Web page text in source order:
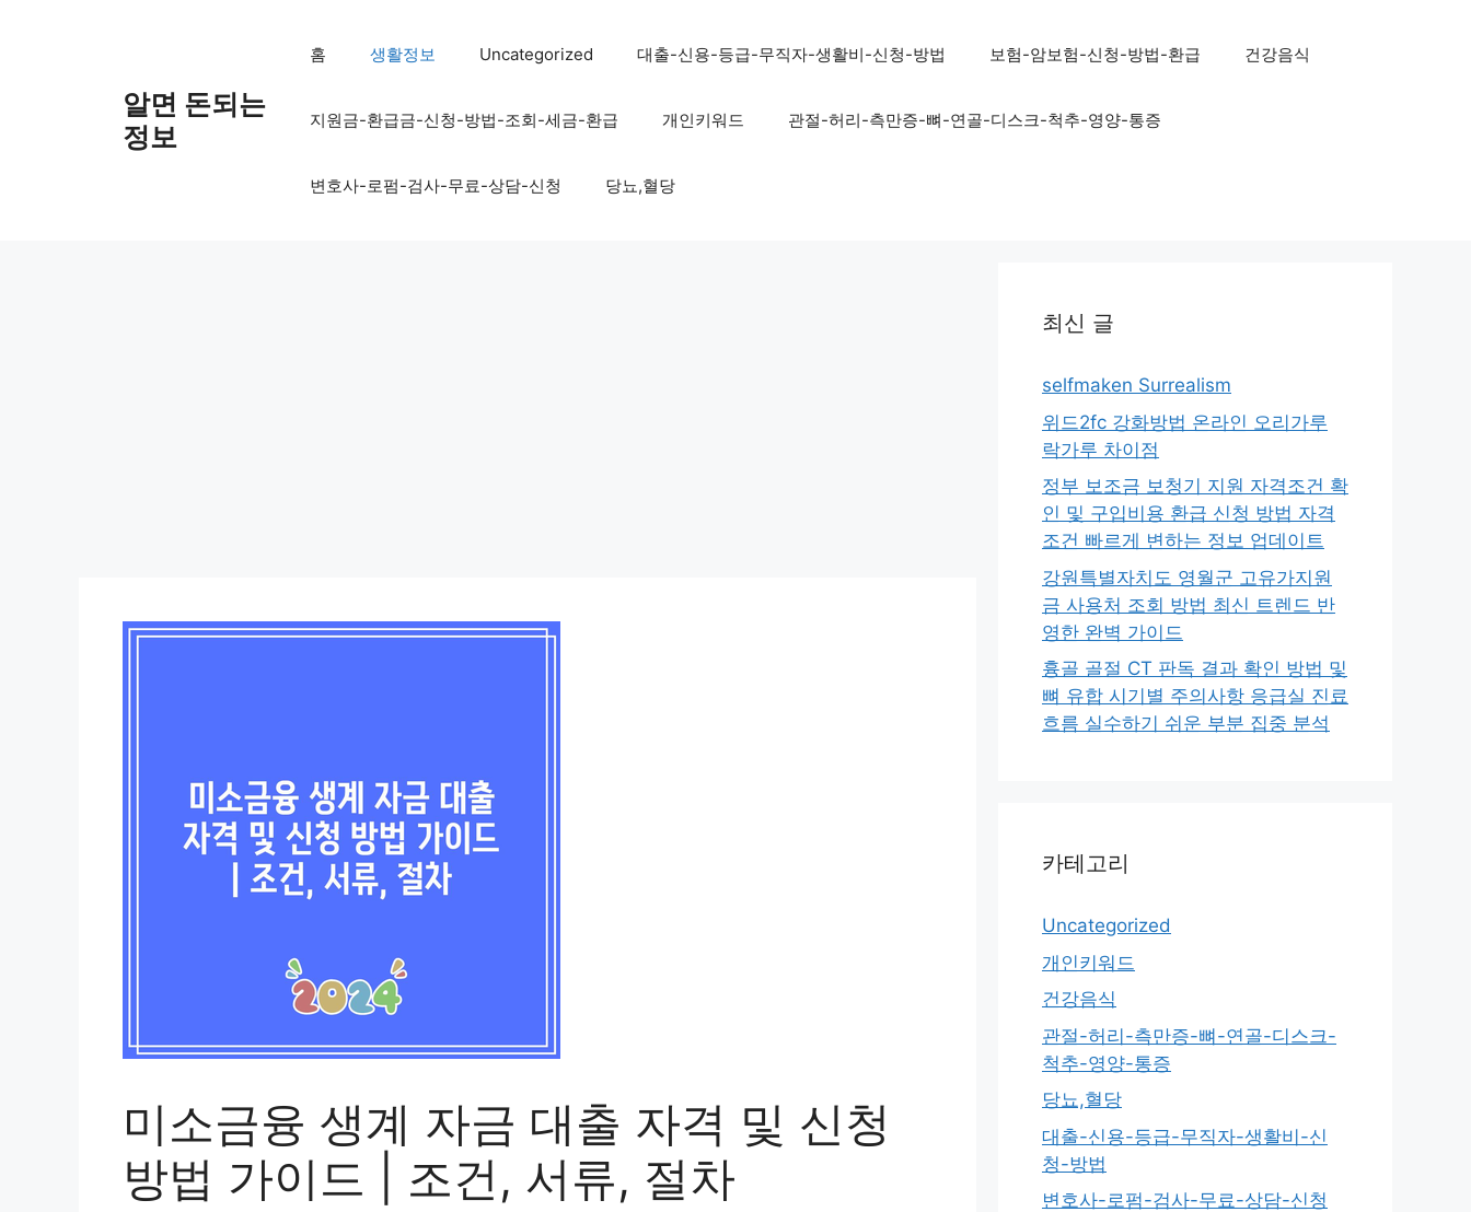
알면 돈되는
정보
홈 생활정보 Uncategorized 대출-신용-등급-무직자-생활비-신청-방법 보험-암보험-신청-방법-환급 건강음식
지원금-환급금-신청-방법-조회-세금-환급 개인키워드 관절-허리-측만증-뼈-연골-디스크-척추-영양-통증
변호사-로펌-검사-무료-상담-신청 당뇨,혈당
미소금융 생계 자금 대출 자격 및 신청
방법 가이드 | 조건, 서류, 절차
최신 글
selfmaken Surrealism
위드2fc 강화방법 온라인 오리가루
락가루 차이점
정부 보조금 보청기 지원 자격조건 확
인 및 구입비용 환급 신청 방법 자격
조건 빠르게 변하는 정보 업데이트
강원특별자치도 영월군 고유가지원
금 사용처 조회 방법 최신 트렌드 반
영한 완벽 가이드
흉골 골절 CT 판독 결과 확인 방법 및
뼈 유합 시기별 주의사항 응급실 진료
흐름 실수하기 쉬운 부분 집중 분석
카테고리
Uncategorized
개인키워드
건강음식
관절-허리-측만증-뼈-연골-디스크-
척추-영양-통증
당뇨,혈당
대출-신용-등급-무직자-생활비-신
청-방법
변호사-로펌-검사-무료-상담-신청